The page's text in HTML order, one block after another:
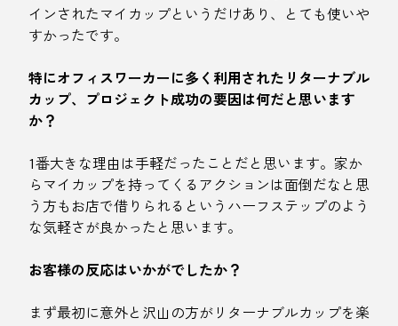
インされたマイカップというだけあり、とても使いや
すかったです。
特にオフィスワーカーに多く利用されたリターナブル
カップ、プロジェクト成功の要因は何だと思います
か？
1番大きな理由は手軽だったことだと思います。家か
らマイカップを持ってくるアクションは面倒だなと思
う方もお店で借りられるというハーフステップのよう
な気軽さが良かったと思います。
お客様の反応はいかがでしたか？
まず最初に意外と沢山の方がリターナブルカップを楽